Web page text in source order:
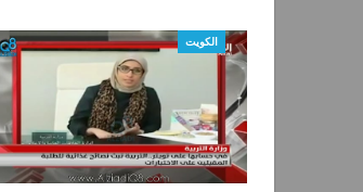
الكويت